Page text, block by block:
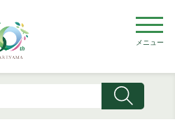
メニュー